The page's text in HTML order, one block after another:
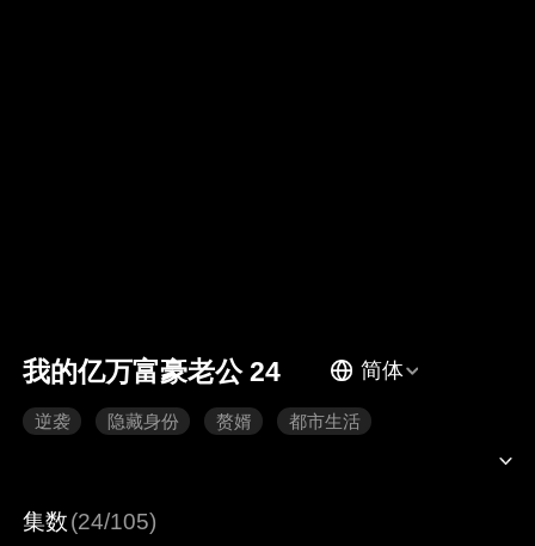
我的亿万富豪老公 24 简体
逆袭 隐藏身份 赘婿 都市生活
集数(24/105)